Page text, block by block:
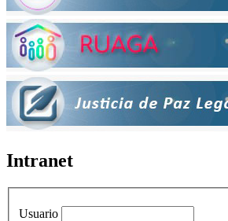
Intranet
Usuario